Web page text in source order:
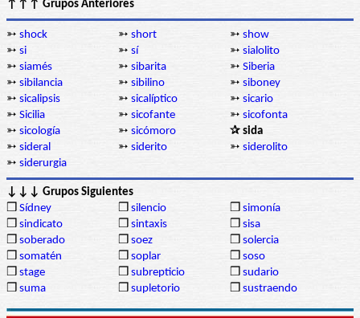
↑↑↑ Grupos Anteriores
➳ shock ➳ short ➳ show
➳ si ➳ sí ➳ sialolito
➳ siamés ➳ sibarita ➳ Siberia
➳ sibilancia ➳ sibilino ➳ siboney
➳ sicalipsis ➳ sicalíptico ➳ sicario
➳ Sicilia ➳ sicofante ➳ sicofonta
➳ sicología ➳ sicómoro
✰ sida
➳ sideral ➳ siderito ➳ siderolito
➳ siderurgia
↓↓↓ Grupos Siguientes
❒ Sídney ❒ silencio ❒ simonía
❒ sindicato ❒ sintaxis ❒ sisa
❒ soberado ❒ soez ❒ solercia
❒ somatén ❒ soplar ❒ soso
❒ stage ❒ subrepticio ❒ sudario
❒ suma ❒ supletorio ❒ sustraendo